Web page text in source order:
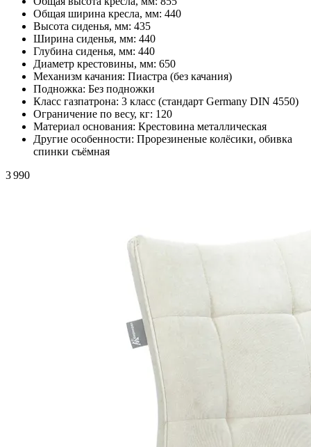
Общая ширина кресла, мм: 440
Высота сиденья, мм: 435
Ширина сиденья, мм: 440
Глубина сиденья, мм: 440
Диаметр крестовины, мм: 650
Механизм качания: Пиастра (без качания)
Подножка: Без подножки
Класс газпатрона: 3 класс (стандарт Germany DIN 4550)
Ограничение по весу, кг: 120
Материал основания: Крестовина металлическая
Другие особенности: Прорезиненые колёсики, обивка
спинки съёмная
3 990